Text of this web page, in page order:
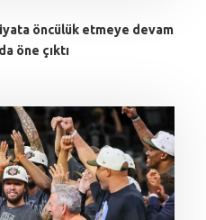
öncülük etmeye devam
öne çıktı